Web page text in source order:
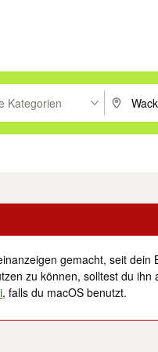
zu suchen, oder
Kategorien PLZ
gemacht, seit
zu können, solltest du
, falls du macOS benutzt.